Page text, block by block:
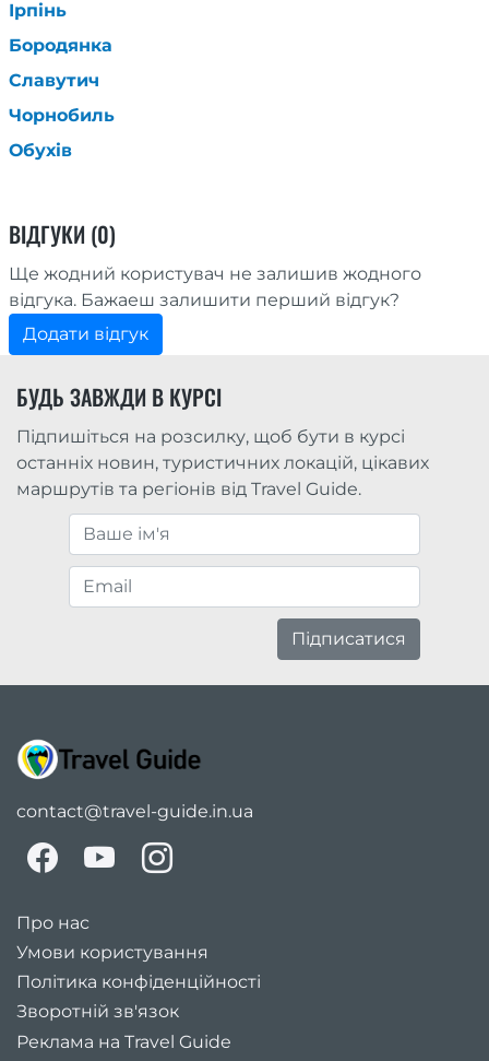
Ірпінь
Бородянка
Славутич
Чорнобиль
Обухів
ВІДГУКИ (0)
Ще жодний користувач не залишив жодного
відгука. Бажаеш залишити перший відгук?
Додати відгук
БУДЬ ЗАВЖДИ В КУРСІ
Підпишіться на розсилку, щоб бути в курсі
останніх новин, туристичних локацій, цікавих
маршрутів та регіонів від Travel Guide.
Підписатися
contact@travel-guide.in.ua
Про нас
Умови користування
Політика конфіденційності
Зворотній зв'язок
Реклама на Travel Guide